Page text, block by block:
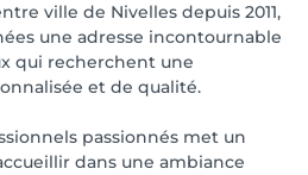
ville de Nivelles depuis 2011,
une adresse incontournable
qui recherchent une
et de qualité.
passionnés met un
dans une ambiance